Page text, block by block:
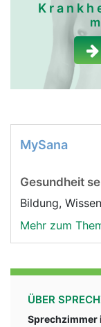
MySana
Gesundheit
Bildung,
Mehr zum
ÜBER
Sprechzimmer